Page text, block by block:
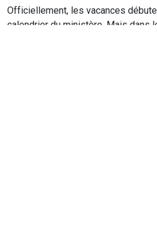
Officiellement, les vacances
calendrier du ministère. Mais dans